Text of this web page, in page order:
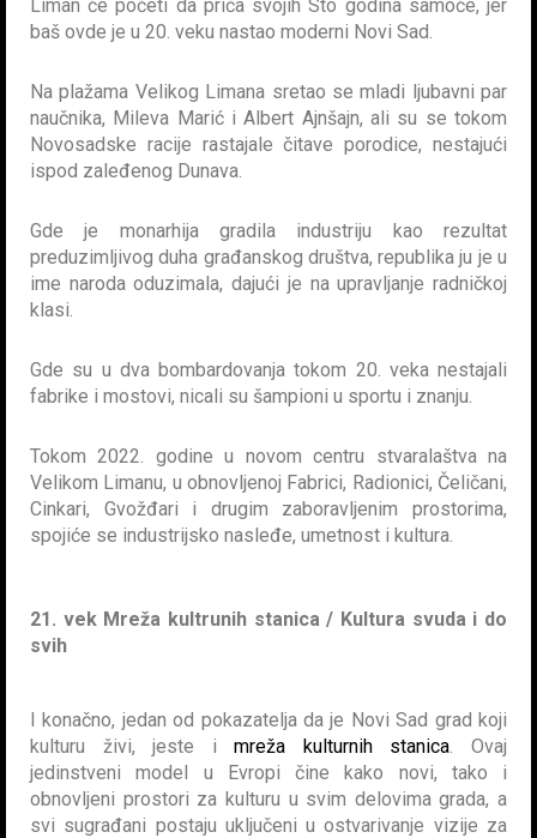
Liman će početi da priča svojih Sto godina samoće, jer
baš ovde je u 20. veku nastao moderni Novi Sad.
Na plažama Velikog Limana sretao se mladi ljubavni par
naučnika, Mileva Marić i Albert Ajnšajn, ali su se tokom
Novosadske racije rastajale čitave porodice, nestajući
ispod zaleđenog Dunava.
Gde je monarhija gradila industriju kao rezultat
preduzimljivog duha građanskog društva, republika ju je u
ime naroda oduzimala, dajući je na upravljanje radničkoj
klasi.
Gde su u dva bombardovanja tokom 20. veka nestajali
fabrike i mostovi, nicali su šampioni u sportu i znanju.
Tokom 2022. godine u novom centru stvaralaštva na
Velikom Limanu, u obnovljenoj Fabrici, Radionici, Čeličani,
Cinkari, Gvožđari i drugim zaboravljenim prostorima,
spojiće se industrijsko nasleđe, umetnost i kultura.
21. vek Mreža kultrunih stanica / Kultura svuda i do
svih
I konačno, jedan od pokazatelja da je Novi Sad grad koji
kulturu živi, jeste imreža kulturnih stanica. Ovaj
jedinstveni model u Evropi čine kako novi, tako i
obnovljeni prostori za kulturu u svim delovima grada, a
svi sugrađani postaju uključeni u ostvarivanje vizije za